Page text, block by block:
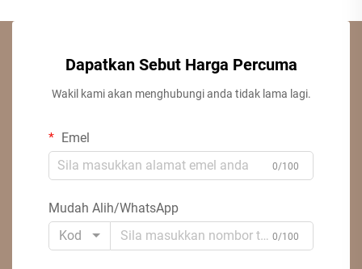
Dapatkan Sebut Harga Percuma
Wakil kami akan menghubungi anda tidak lama lagi.
Emel
0/100
Mudah Alih/WhatsApp
Kod
0/100